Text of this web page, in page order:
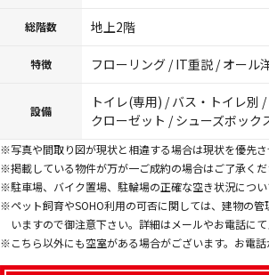
総階数 地上2階
特徴 フローリング / IT重説 / オール
設備
トイレ(専用) / バス・トイレ別
クローゼット / シューズボック
※写真や間取り図が現状と相違する場合は現状を優先さ
※掲載している物件が万が一ご成約の場合はご了承くだ
※駐車場、バイク置場、駐輪場の正確な空き状況につい
※ペット飼育やSOHO利用の可否に関しては、建物の
いますので御注意下さい。詳細はメールやお電話にて
※こちら以外にも空室がある場合がございます。お電話